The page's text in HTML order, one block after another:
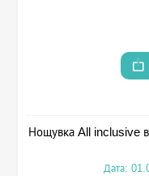
Нощувка All inclusive
Дата: